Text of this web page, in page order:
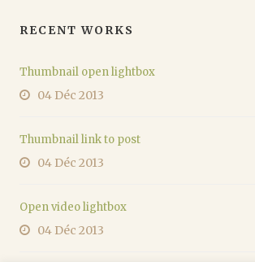
RECENT WORKS
Thumbnail open lightbox
04 Déc 2013
Thumbnail link to post
04 Déc 2013
Open video lightbox
04 Déc 2013